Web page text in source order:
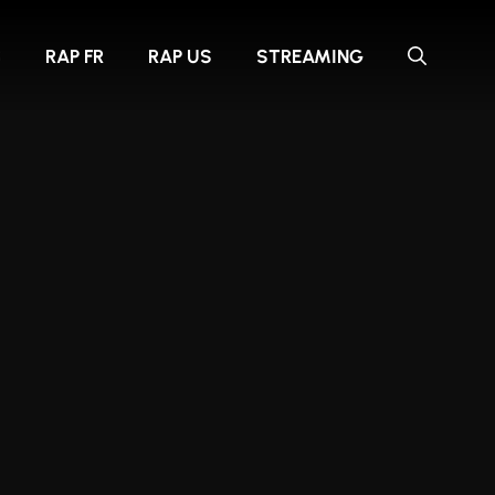
RAP FR RAP US STREAMING